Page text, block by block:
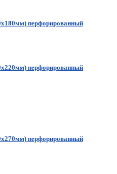
перфорированный
перфорированный
перфорированный